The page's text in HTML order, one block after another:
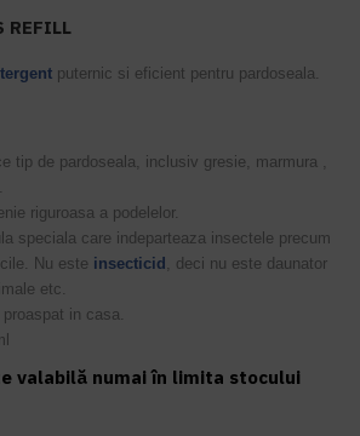
REFILL
puternic si eficient pentru pardoseala.
tip de pardoseala, inclusiv gresie, marmura ,
riguroasa a podelelor.
speciala care indeparteaza insectele precum
Nu este insecticid , deci nu este daunator
etc.
in casa.
valabilă numai în limita stocului